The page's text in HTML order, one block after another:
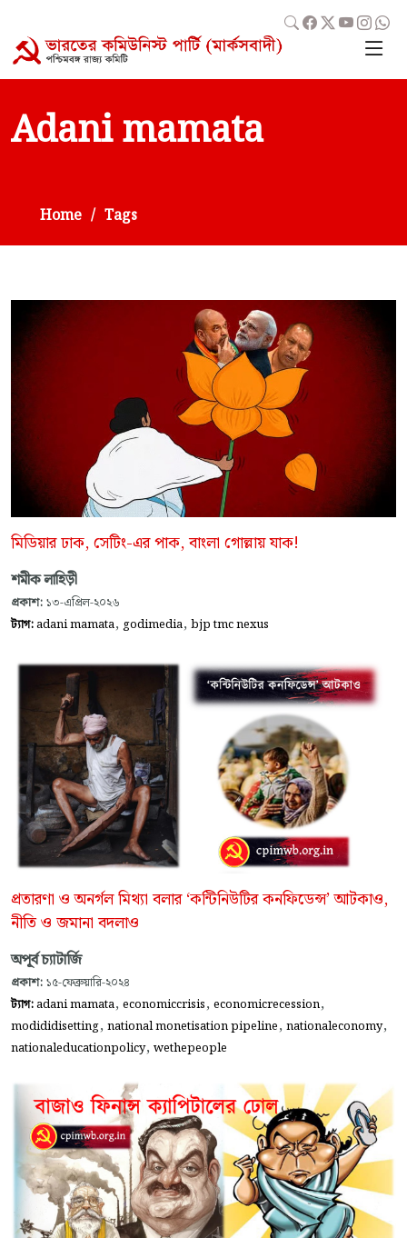
Adani mamata
Home Tags
মিডিয়ার ঢাক, সেটিং-এর পাক, বাংলা গোল্লায় যাক!
শমীক লাহিড়ী
প্রকাশ: ১৩-এপ্রিল-২০২৬
ট্যাগ:adani mamata, godimedia, bjp tmc nexus
প্রতারণা ও অনর্গল মিথ্যা বলার ‘কন্টিনিউটির কনফিডেন্স’ আটকাও,
নীতি ও জমানা বদলাও
অপূর্ব চ্যাটার্জি
প্রকাশ: ১৫-ফেব্রুয়ারি-২০২৪
ট্যাগ:adani mamata, economiccrisis, economicrecession,
modididisetting, national monetisation pipeline, nationaleconomy,
nationaleducationpolicy, wethepeople